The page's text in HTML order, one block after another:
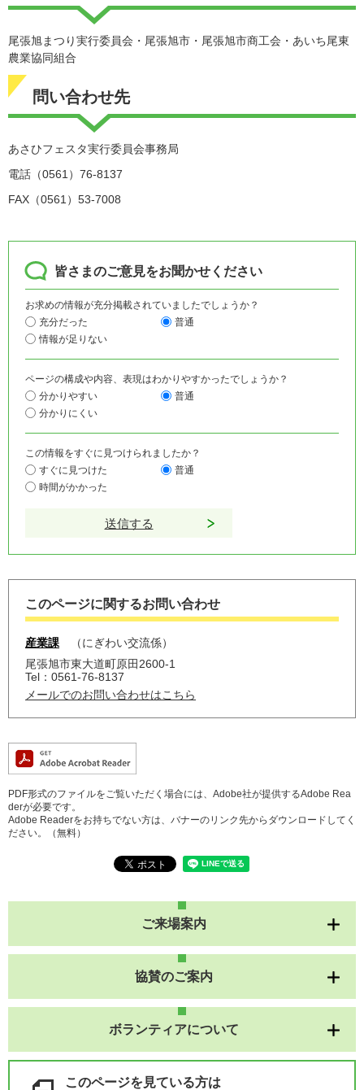
尾張旭まつり実行委員会・尾張旭市・尾張旭市商工会・あいち尾東
農業協同組合
問い合わせ先
あさひフェスタ実行委員会事務局
電話（0561）76-8137
FAX（0561）53-7008
皆さまのご意見をお聞かせください
お求めの情報が充分掲載されていましたでしょうか？
充分だった
普通
情報が足りない
ページの構成や内容、表現はわかりやすかったでしょうか？
分かりやすい
普通
分かりにくい
この情報をすぐに見つけられましたか？
すぐに見つけた
普通
時間がかかった
このページに関するお問い合わせ
産業課
にぎわい交流係
尾張旭市東大道町原田2600-1
Tel：0561-76-8137
メールでのお問い合わせはこちら
PDF形式のファイルをご覧いただく場合には、Adobe社が提供するAdobe Rea
derが必要です。
Adobe Readerをお持ちでない方は、バナーのリンク先からダウンロードしてく
ださい。（無料）
ご来場案内
協賛のご案内
ボランティアについて
このページを見ている方は